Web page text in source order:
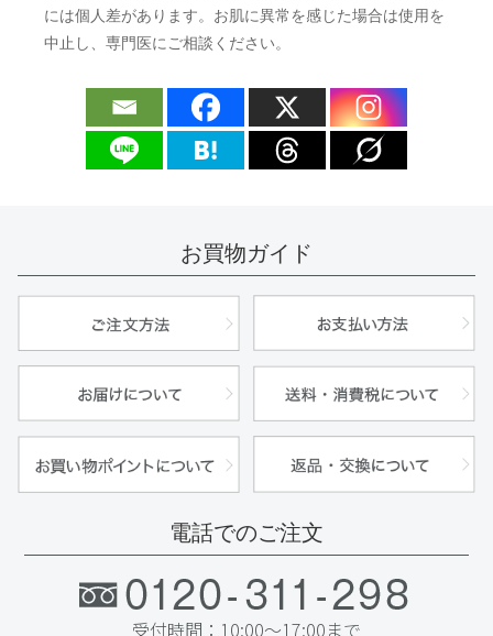
には個人差があります。お肌に異常を感じた場合は使用を
中止し、専門医にご相談ください。
電話でのご注文
受付時間：10:00〜17:00まで
お買物ガイド